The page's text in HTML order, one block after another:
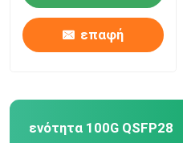
επαφή
ενότητα 100G QSFP28